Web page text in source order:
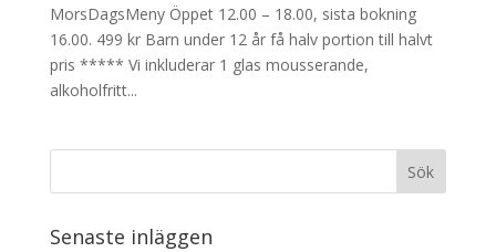
MorsDagsMeny Öppet 12.00 – 18.00, sista bokning
16.00. 499 kr Barn under 12 år få halv portion till halvt
pris ***** Vi inkluderar 1 glas mousserande,
alkoholfritt...
Senaste inläggen